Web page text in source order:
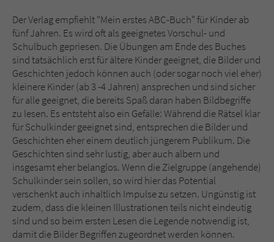
Der Verlag empfiehlt "Mein erstes ABC-Buch" für Kinder ab
fünf Jahren. Es wird oft als geeignetes Vorschul- und
Schulbuch gepriesen. Die Übungen am Ende des Buches
sind tatsächlich erst für ältere Kinder geeignet, die Bilder und
Geschichten jedoch können auch (oder sogar noch viel eher)
kleinere Kinder (ab 3 -4 Jahren) ansprechen und sind sicher
für alle geeignet, die bereits Spaß daran haben Bildbegriffe
zu lesen. Es entsteht also ein Gefälle: Während die Rätsel klar
für Schulkinder geeignet sind, entsprechen die Bilder und
Geschichten eher einem deutlich jüngerem Publikum. Die
Geschichten sind sehr lustig, aber auch albern und
insgesamt eher belanglos. Wenn die Zielgruppe (angehende)
Schulkinder sein sollen, so wird hier das Potential
verschenkt auch inhaltlich Impulse zu setzen. Ungünstig ist
zudem, dass die kleinen Illustrationen teils nicht eindeutig
sind und so beim ersten Lesen die Legende notwendig ist,
damit die Bilder Begriffen zugeordnet werden können.